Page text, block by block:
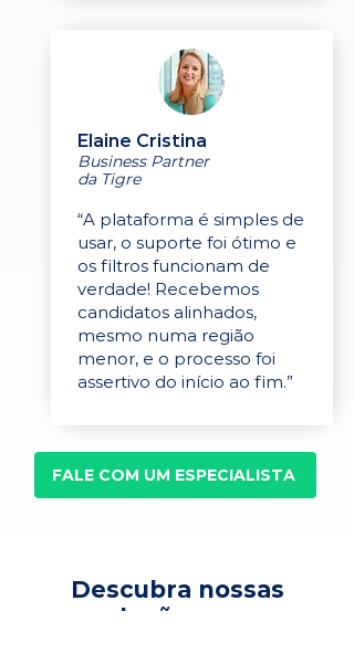
Elaine Cristina
Business Partner
da Tigre
“A plataforma é simples de
usar, o suporte foi ótimo e
os filtros funcionam de
verdade! Recebemos
candidatos alinhados,
mesmo numa região
menor, e o processo foi
assertivo do início ao fim.”
FALE COM UM ESPECIALISTA
Descubra nossas
soluções para